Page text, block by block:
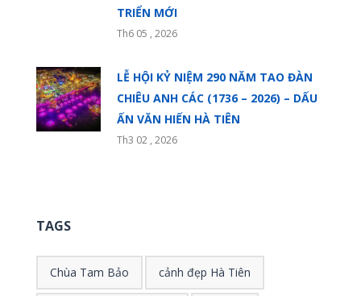
TRIỂN MỚI
Th6 05 , 2026
LỄ HỘI KỶ NIỆM 290 NĂM TAO ĐÀN
CHIÊU ANH CÁC (1736 – 2026) – DẤU
ẤN VĂN HIẾN HÀ TIÊN
Th3 02 , 2026
TAGS
Chùa Tam Bảo cảnh đẹp Hà Tiên